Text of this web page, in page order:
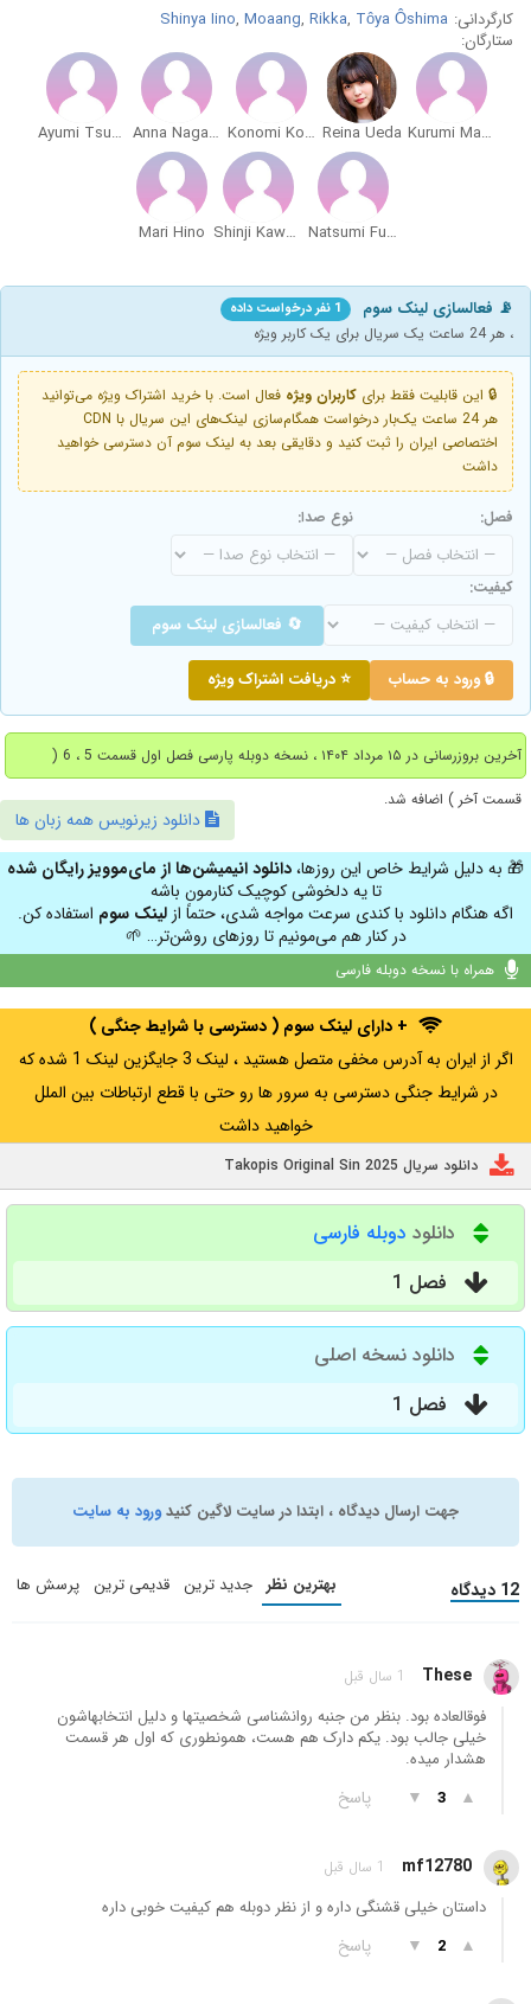
کارگردانی:
Shinya Iino, Moaang, Rikka, Tôya Ôshima
ستارگان:
Kurumi Mamiya
Reina Ueda
Konomi Kohara
Anna Nagase
Ayumi Tsunematsu
Natsumi Fujiwara
Shinji Kawada
Mari Hino
📡 فعالسازی لینک سوم 1 نفر درخواست داده
، هر 24 ساعت یک سریال برای یک کاربر ویژه
🔒 این قابلیت فقط برای کاربران ویژه فعال است. با خرید اشتراک ویژه می‌توانید
هر 24 ساعت یک‌بار درخواست همگام‌سازی لینک‌های این سریال با CDN
اختصاصی ایران را ثبت کنید و دقایقی بعد به لینک سوم آن دسترسی خواهید
داشت
فصل: نوع صدا:
کیفیت:
🔄 فعالسازی لینک سوم
🔒 ورود به حساب ⭐ دریافت اشتراک ویژه
آخرین بروزرسانی در ۱۵ مرداد ۱۴۰۴ ، نسخه دوبله پارسی فصل اول قسمت 5 ، 6 (
قسمت آخر ) اضافه شد.
دانلود زیرنویس همه زبان ها
🎁 به دلیل شرایط خاص این روزها،دانلود انیمیشن‌ها از مای‌موویز رایگان شده
تا یه دلخوشی کوچیک کنارمون باشه
اگه هنگام دانلود با کندی سرعت مواجه شدی، حتماً از لینک سوم استفاده کن.
در کنار هم می‌مونیم تا روزهای روشن‌تر… 🌱
همراه با نسخه دوبله فارسی
+ دارای لینک سوم ( دسترسی با شرایط جنگی )
اگر از ایران به آدرس مخفی متصل هستید ، لینک 3 جایگزین لینک 1 شده که
در شرایط جنگی دسترسی به سرور ها رو حتی با قطع ارتباطات بین الملل
خواهید داشت
دانلود سریال Takopis Original Sin 2025
دانلود دوبله فارسی
فصل 1
دانلود نسخه اصلی
فصل 1
جهت ارسال دیدگاه ، ابتدا در سایت لاگین کنیدورود به سایت
12 دیدگاه بهترین نظر جدید ترین قدیمی ترین پرسش ها
These 1 سال قبل
فوقالعاده بود. بنظر من جنبه روانشناسی شخصیتها و دلیل انتخابهاشون
خیلی جالب بود. یکم دارک هم هست، همونطوری که اول هر قسمت
هشدار میده.
▲
3
▼ پاسخ
mf12780 1 سال قبل
داستان خیلی قشنگی داره و از نظر دوبله هم کیفیت خوبی داره
▲
2
▼ پاسخ